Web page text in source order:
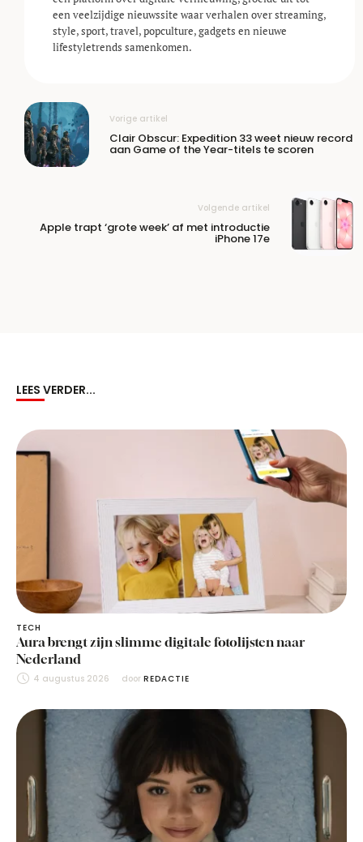
een veelzijdige nieuwssite waar verhalen over streaming,
style, sport, travel, popculture, gadgets en nieuwe
lifestyle­trends samenkomen.
Vorige artikel
Clair Obscur: Expedition 33 weet nieuw record
aan Game of the Year-titels te scoren
Volgende artikel
Apple trapt ‘grote week’ af met introductie
iPhone 17e
LEES VERDER...
TECH
Aura brengt zijn slimme digitale fotolijsten naar
Nederland
4 augustus 2026 door REDACTIE